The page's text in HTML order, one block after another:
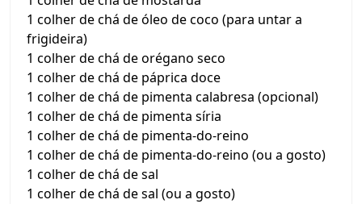
1 colher de chá de óleo de coco (para untar a
frigideira)
1 colher de chá de orégano seco
1 colher de chá de páprica doce
1 colher de chá de pimenta calabresa (opcional)
1 colher de chá de pimenta síria
1 colher de chá de pimenta-do-reino
1 colher de chá de pimenta-do-reino (ou a gosto)
1 colher de chá de sal
1 colher de chá de sal (ou a gosto)